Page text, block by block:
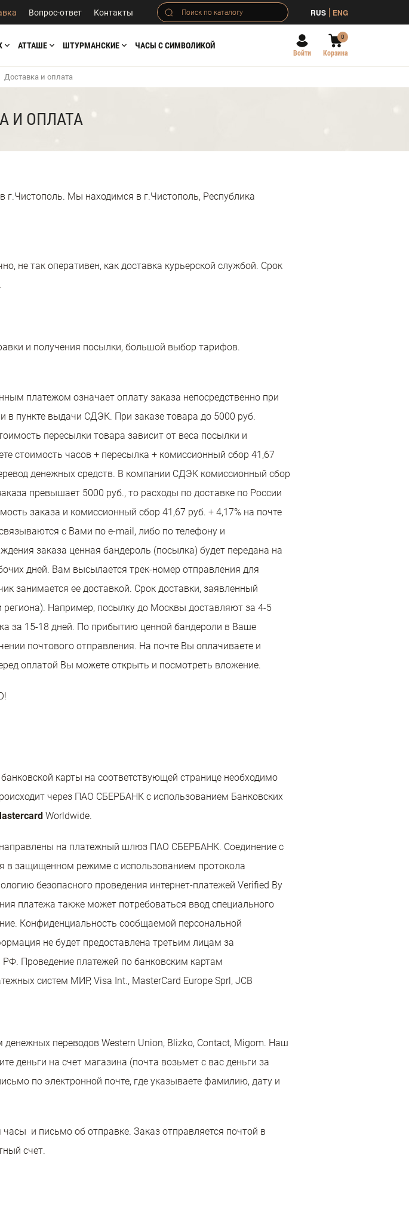
Вопрос-ответ Контакты RUS ENG
АТТАШЕ ШТУРМАНСКИЕ ЧАСЫ С СИМВОЛИКОЙ
Войти
0
Корзина
Доставка и оплата
И ОПЛАТА
Мы находимся в г.Чистополь, Республика
не так оперативен, как доставка курьерской службой. Срок
и получения посылки, большой выбор тарифов.
платежом означает оплату заказа непосредственно при
в пункте выдачи СДЭК. При заказе товара до 5000 руб.
пересылки товара зависит от веса посылки и
стоимость часов + пересылка + комиссионный сбор 41,67
денежных средств. В компании СДЭК комиссионный сбор
превышает 5000 руб., то расходы по доставке по России
заказа и комиссионный сбор 41,67 руб. + 4,17% на почте
с Вами по e-mail, либо по телефону и
заказа ценная бандероль (посылка) будет передана на
дней. Вам высылается трек-номер отправления для
занимается ее доставкой. Срок доставки, заявленный
Например, посылку до Москвы доставляют за 4-5
за 15-18 дней. По прибытию ценной бандероли в Ваше
почтового отправления. На почте Вы оплачиваете и
оплатой Вы можете открыть и посмотреть вложение.
карты на соответствующей странице необходимо
через ПАО СБЕРБАНК с использованием Банковских
Worldwide.
на платежный шлюз ПАО СБЕРБАНК. Соединение с
защищенном режиме с использованием протокола
безопасного проведения интернет-платежей Verified By
платежа также может потребоваться ввод специального
Конфиденциальность сообщаемой персональной
не будет предоставлена третьим лицам за
Проведение платежей по банковским картам
систем МИР, Visa Int., MasterCard Europe Sprl, JCB
переводов Western Union, Blizko, Contact, Migom. Наш
деньги на счет магазина (почта возьмет с вас деньги за
по электронной почте, где указываете фамилию, дату и
и письмо об отправке. Заказ отправляется почтой в
счет.